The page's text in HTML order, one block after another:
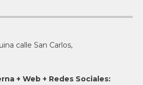
calle San Carlos,
+ Web + Redes Sociales: